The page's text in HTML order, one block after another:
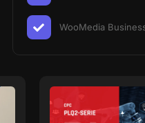
WooMedia